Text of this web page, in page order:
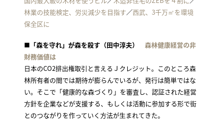
林業の技能検定、労災減少を目指す／西武、3千万㎡を環境
保全区に
■「森を守れ」が森を殺す（田中淳夫） 森林健康経営の非
財務価値は
日本のCO2排出権取引と言えるＪクレジット。このところ森
林所有者の間では期待が膨らんでいるが、発行は簡単ではな
い。そこで「健康的な森づくり」を審査し、認証された経営
方針を企業などが支援する、もしくは活動に参加する形で街
とのつながりを作っていく方法が生まれてきた。